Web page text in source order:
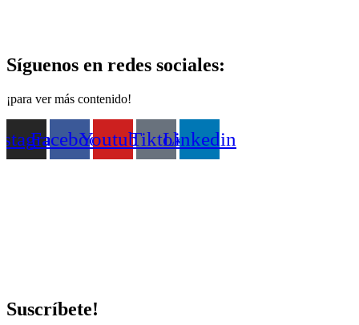
Síguenos en redes sociales:
¡para ver más contenido!
FacebookYoutubeTiktokLinkedin
Suscríbete!